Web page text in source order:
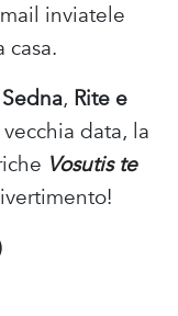
inviatele
, Rite e
data, la
Vosutis te